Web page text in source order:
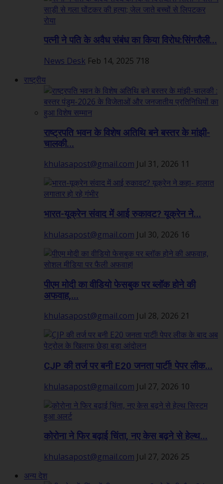
पत्नी ने पति के अवैध संबंध का किया विरोध:सिंगरौली...
News Desk Feb 14, 2025 718
राष्ट्रीय
राष्ट्रपति भवन के विशेष अतिथि बने बस्तर के मांझी-
चालकी...
khulasapost@gmail.com Jul 31, 2026 11
भारत-यूक्रेन संवाद में आई रुकावट? यूक्रेन ने...
khulasapost@gmail.com Jul 30, 2026 16
पीएम मोदी का वीडियो फेसबुक पर ब्लॉक होने की
अफवाह,...
khulasapost@gmail.com Jul 28, 2026 21
CJP की तर्ज पर बनी E20 जनता पार्टी! पेपर लीक...
khulasapost@gmail.com Jul 27, 2026 10
कोरोना ने फिर बढ़ाई चिंता, नए केस बढ़ने से हेल्थ...
khulasapost@gmail.com Jul 27, 2026 25
अन्य देश